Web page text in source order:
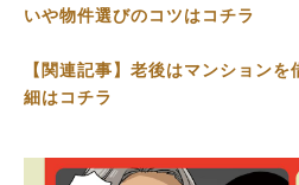
いや物件選びのコツはコチラ
【関連記事】老後はマンション
細はコチラ